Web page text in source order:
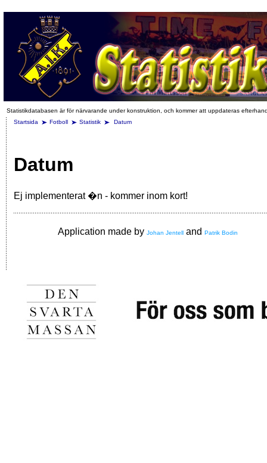
Statistikdatabasen är för närvarande under konstruktion, och kommer att uppdateras
Startsida
Fotboll Statistik Datum
Datum
Ej implementerat �n - kommer inom kort!
Application made by Johan Jentell and Patrik Bodin